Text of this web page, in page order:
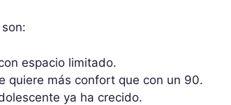
espacio limitado.
quiere más confort que con un 90.
ya ha crecido.